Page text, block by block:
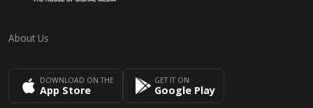
About Us
DOWNLOAD ON THE
App Store
GET IT ON
Google Play